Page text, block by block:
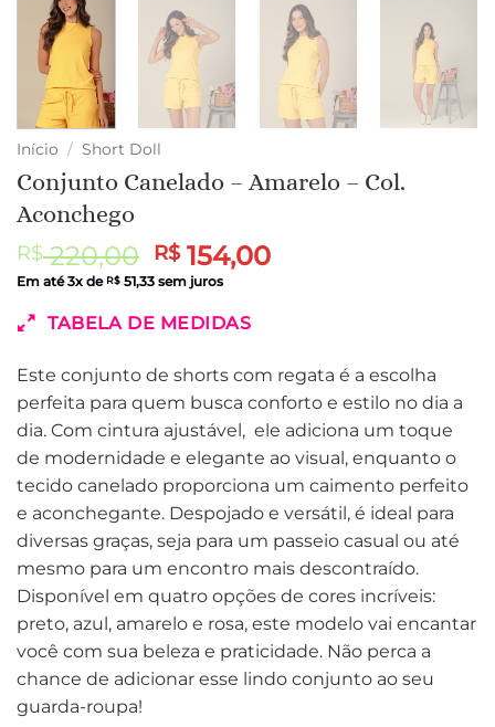
Início / Short Doll
Conjunto Canelado – Amarelo – Col.
Aconchego
R$220,00 O
preço
era:
R$ 220,00.
R$154,00O
R$ 154,00.
Em até3x de R$ 51,33 sem juros
TABELA DE MEDIDAS
Este conjunto de shorts com regata é a escolha
perfeita para quem busca conforto e estilo no dia a
dia. Com cintura ajustável, ele adiciona um toque
de modernidade e elegante ao visual, enquanto o
tecido canelado proporciona um caimento perfeito
e aconchegante. Despojado e versátil, é ideal para
diversas graças, seja para um passeio casual ou até
mesmo para um encontro mais descontraído.
Disponível em quatro opções de cores incríveis:
preto, azul, amarelo e rosa, este modelo vai encantar
você com sua beleza e praticidade. Não perca a
chance de adicionar esse lindo conjunto ao seu
guarda-roupa!